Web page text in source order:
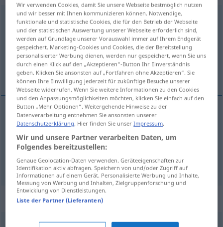
verschmachtenv/i <ohnege-;sein> GEH OBS
Übersicht aller Übersetzungen
(Für mehr Details die Übersetzung anklicken/antippen)
languidecer, consumirse
languidecer verschmachten
consumirse( de) verschmachten
Synonyme für "verschmachten"
Wir verwenden Cookies, damit Sie unsere Webseite bestmöglich nutzen
und wir besser mit Ihnen kommunizieren können. Notwendige,
funktionale und statistische Cookies, die für den Betrieb der Webseite
und der statistischen Auswertung unserer Webseite erforderlich sind,
werden auf Grundlage unserer Vorauswahl immer auf Ihrem Endgerät
gespeichert. Marketing-Cookies und Cookies, die der Bereitstellung
personalisierter Werbung dienen, werden nur gespeichert, wenn Sie uns
durch einen Klick auf den „Akzeptieren“-Button Ihr Einverständnis
geben. Klicken Sie ansonsten auf „Fortfahren ohne Akzeptieren“. Sie
können Ihre Einwilligung jederzeit für zukünftige Besuche unserer
Webseite widerrufen. Wenn Sie weitere Informationen zu den Cookies
und den Anpassungsmöglichkeiten möchten, klicken Sie einfach auf den
Button „Mehr Optionen“. Weitergehende Hinweise zu der
Datenverarbeitung entnehmen Sie ansonsten unserer
Datenschutzerklärung. Hier finden Sie unserImpressum.
Wir und unsere Partner verarbeiten Daten, um
Folgendes bereitzustellen:
Genaue Geolocation-Daten verwenden. Geräteeigenschaften zur
Identifikation aktiv abfragen. Speichern von und/oder Zugriff auf
Informationen auf einem Gerät. Personalisierte Werbung und Inhalte,
Messung von Werbung und Inhalten, Zielgruppenforschung und
Entwicklung von Dienstleistungen.
Liste der Partner (Lieferanten)